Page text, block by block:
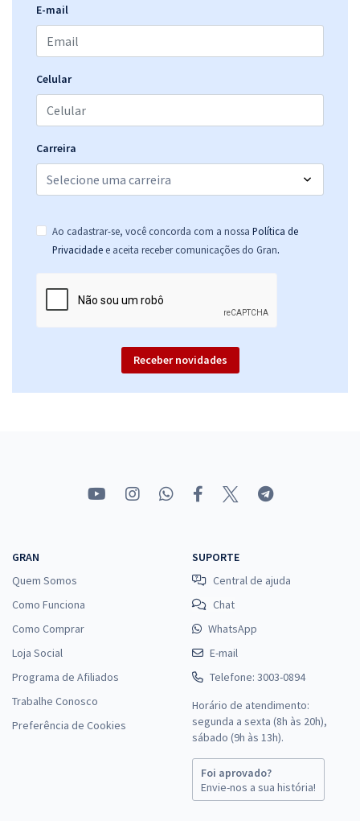
E-mail
Celular
Carreira
Ao cadastrar-se, você concorda com a nossa Política de
Privacidade e aceita receber comunicações do Gran.
Receber novidades
GRAN
Quem Somos
Como Funciona
Como Comprar
Loja Social
Programa de Afiliados
Trabalhe Conosco
Preferência de Cookies
SUPORTE
Central de ajuda
Chat
WhatsApp
E-mail
Telefone: 3003-0894
Horário de atendimento:
segunda a sexta (8h às 20h),
sábado (9h às 13h).
Foi aprovado?
Envie-nos a sua história!